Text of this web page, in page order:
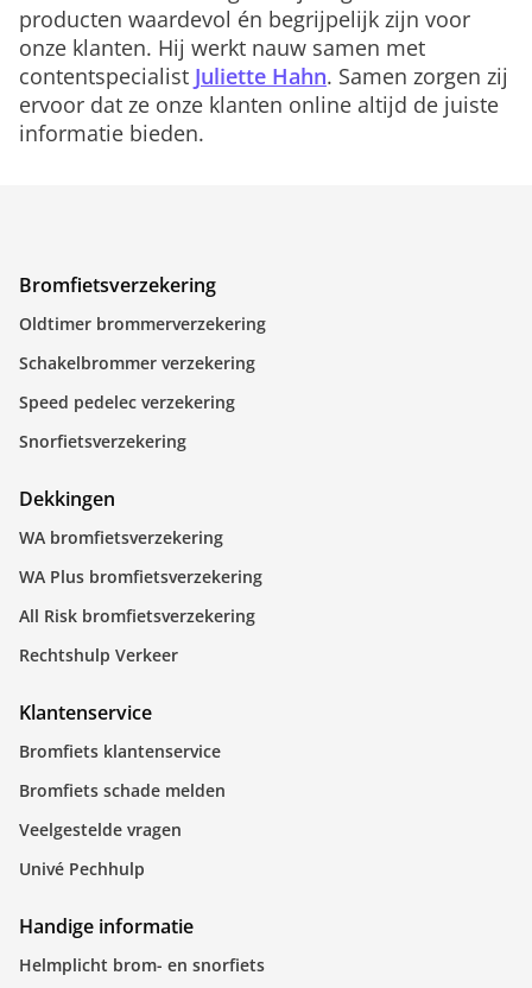
producten waardevol én begrijpelijk zijn voor
onze klanten. Hij werkt nauw samen met
contentspecialist Juliette Hahn. Samen zorgen zij
ervoor dat ze onze klanten online altijd de juiste
informatie bieden.
Bromfietsverzekering
Oldtimer brommerverzekering
Schakelbrommer verzekering
Speed pedelec verzekering
Snorfietsverzekering
Dekkingen
WA bromfietsverzekering
WA Plus bromfietsverzekering
All Risk bromfietsverzekering
Rechtshulp Verkeer
Klantenservice
Bromfiets klantenservice
Bromfiets schade melden
Veelgestelde vragen
Univé Pechhulp
Handige informatie
Helmplicht brom- en snorfiets